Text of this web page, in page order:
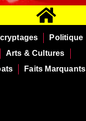
Politique
Arts & Cultures
Faits Marquants